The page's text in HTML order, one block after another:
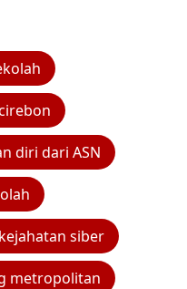
diri dari ASN
siber
metropolitan